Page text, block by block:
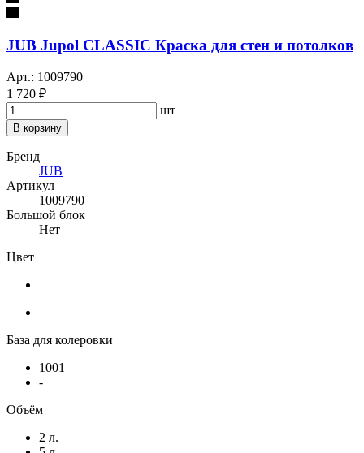
JUB Jupol CLASSIC Краска для стен и потолков
Арт.: 1009790
1 720 ₽
шт
В корзину
Бренд
JUB
Артикул
1009790
Большой блок
Нет
Цвет
База для колеровки
1001
-
Объём
2 л.